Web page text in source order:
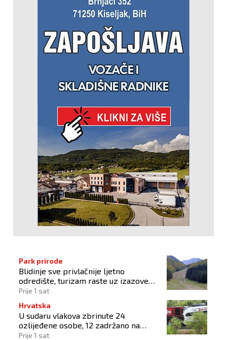
Park prirode
Blidinje sve privlačnije ljetno
odredište, turizam raste uz izazove
očuvanja prirode
Prije 1 sat
Hrvatska
U sudaru vlakova zbrinute 24
ozlijeđene osobe, 12 zadržano na
liječenju
Prije 1 sat